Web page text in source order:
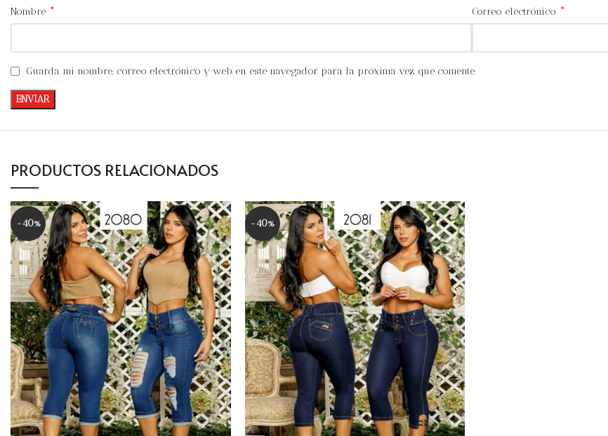
Nombre * Correo electrónico *
Guarda mi nombre, correo electrónico y web en este navegador para la próxima vez que comente.
PRODUCTOS RELACIONADOS
-40% -40%